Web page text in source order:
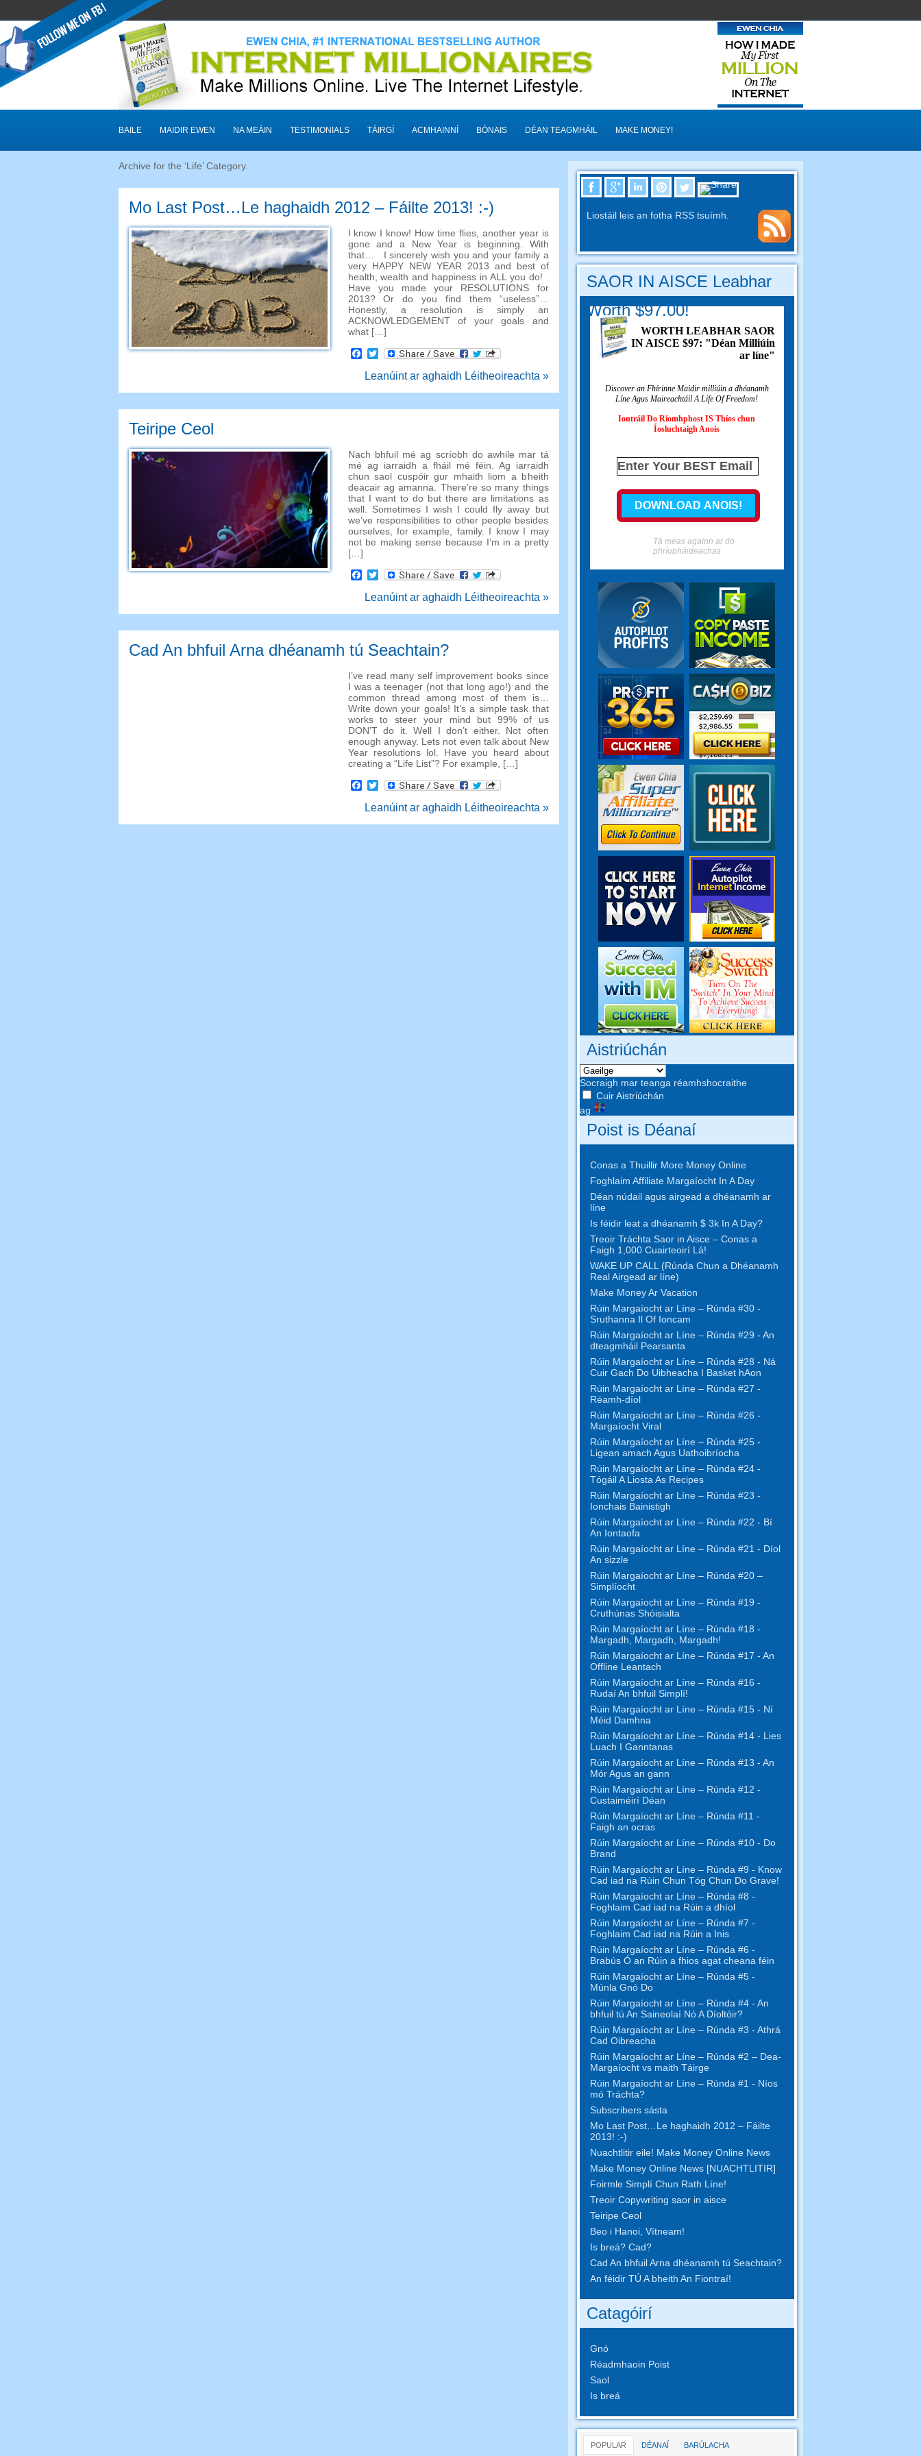
BAILE MAIDIR EWEN NA MEÁIN TESTIMONIALS TÁIRGÍ ACMHAINNÍ BÓNAIS DÉAN TEAGMHÁIL MAKE MONEY!
Archive for the ‘Life’Category.
Mo Last Post…Le haghaidh 2012 – Fáilte 2013! :-)
I know I know! How time flies, another year is
gone and a New Year is beginning
With
that… I sincerely wish you and your family a
very HAPPY NEW YEAR 2013 and best of
health ,wealth and happiness in ALL you do!
Have you made your RESOLUTIONS for
2013?Or do you find them “useless”…
Honestly,a resolution is simply an
ACKNOWLEDGEMENT of your goals and
what[…]
Facebook
Twitter
Leanúint ar aghaidh Léitheoireachta »
Teiripe Ceol
Nach bhfuil mé ag scríobh do awhile mar tá
mé ag iarraidh a fháil mé féin. Ag iarraidh
chun saol cuspóir gur mhaith liom a bheith
deacair ag amanna. There’re so many things
that I want to do but there are limitations as
well. Sometimes I wish I could fly away but
we’ve responsibilities to other people besides
ourselves, for example family. I know I may
not be making sense because I’m in a pretty
[…]
Facebook
Twitter
Leanúint ar aghaidh Léitheoireachta »
Cad An bhfuil Arna dhéanamh tú Seachtain?
I’ve read many self improvement books since
I was a teenager(not that long ago!)and the
common thread among most of them is…
Write down your goals! It’s a simple task that
works to steer your mind but 99% of us
DON’T do it. Well I don’t either. Not often
enough anyway. Lets not even talk about New
Year resolutions lol. Have you heard about
creating a “Life List”? For example , […]
Facebook
Twitter
Leanúint ar aghaidh Léitheoireachta »
Liostáil leis an fotha RSS tsuímh.
SAOR IN AISCE Leabhar
Worth $97.00!
WORTH LEABHAR SAOR
IN AISCE $97: "Déan Milliúin
ar líne"
Discover an Fhírinne Maidir milliúin a dhéanamh
Líne Agus Maireachtáil A Life Of Freedom!
Iontráil Do Ríomhphost IS Thíos chun
Íosluchtaigh Anois
Tá meas againn ar do
phríobháideachas
Aistriúchán
Socraigh mar teanga réamhshocraithe
Cuir Aistriúchán
ag
Poist is Déanaí
Conas a Thuillir More Money Online
Foghlaim Affiliate Margaíocht In A Day
Déan núdail agus airgead a dhéanamh ar
líne
Is féidir leat a dhéanamh $ 3k In A Day?
Treoir Tráchta Saor in Aisce – Conas a
Faigh 1,000 Cuairteoirí Lá!
WAKE UP CALL (Rúnda Chun a Dhéanamh
Real Airgead ar líne)
Make Money Ar Vacation
Rúin Margaíocht ar Líne – Rúnda #30 -
Sruthanna Il Of Ioncam
Rúin Margaíocht ar Líne – Rúnda #29 - An
dteagmháil Pearsanta
Rúin Margaíocht ar Líne – Rúnda #28 - Ná
Cuir Gach Do Uibheacha I Basket hAon
Rúin Margaíocht ar Líne – Rúnda #27 -
Réamh-díol
Rúin Margaíocht ar Líne – Rúnda #26 -
Margaíocht Viral
Rúin Margaíocht ar Líne – Rúnda #25 -
Ligean amach Agus Uathoibríocha
Rúin Margaíocht ar Líne – Rúnda #24 -
Tógáil A Liosta As Recipes
Rúin Margaíocht ar Líne – Rúnda #23 -
Ionchais Bainistigh
Rúin Margaíocht ar Líne – Rúnda #22 - Bí
An Iontaofa
Rúin Margaíocht ar Líne – Rúnda #21 - Díol
An sizzle
Rúin Margaíocht ar Líne – Rúnda #20 –
Simplíocht
Rúin Margaíocht ar Líne – Rúnda #19 -
Cruthúnas Shóisialta
Rúin Margaíocht ar Líne – Rúnda #18 -
Margadh, Margadh, Margadh!
Rúin Margaíocht ar Líne – Rúnda #17 - An
Offline Leantach
Rúin Margaíocht ar Líne – Rúnda #16 -
Rudaí An bhfuil Simplí!
Rúin Margaíocht ar Líne – Rúnda #15 - Ní
Méid Damhna
Rúin Margaíocht ar Líne – Rúnda #14 - Lies
Luach I Ganntanas
Rúin Margaíocht ar Líne – Rúnda #13 - An
Mór Agus an gann
Rúin Margaíocht ar Líne – Rúnda #12 -
Custaiméirí Déan
Rúin Margaíocht ar Líne – Rúnda #11 -
Faigh an ocras
Rúin Margaíocht ar Líne – Rúnda #10 - Do
Brand
Rúin Margaíocht ar Líne – Rúnda #9 - Know
Cad iad na Rúin Chun Tóg Chun Do Grave!
Rúin Margaíocht ar Líne – Rúnda #8 -
Foghlaim Cad iad na Rúin a dhíol
Rúin Margaíocht ar Líne – Rúnda #7 -
Foghlaim Cad iad na Rúin a Inis
Rúin Margaíocht ar Líne – Rúnda #6 -
Brabús Ó an Rúin a fhios agat cheana féin
Rúin Margaíocht ar Líne – Rúnda #5 -
Múnla Gnó Do
Rúin Margaíocht ar Líne – Rúnda #4 - An
bhfuil tú An Saineolaí Nó A Díoltóir?
Rúin Margaíocht ar Líne – Rúnda #3 - Athrá
Cad Oibreacha
Rúin Margaíocht ar Líne – Rúnda #2 – Dea-
Margaíocht vs maith Táirge
Rúin Margaíocht ar Líne – Rúnda #1 - Níos
mó Tráchta?
Subscribers sásta
Mo Last Post…Le haghaidh 2012 – Fáilte
2013! :-)
Nuachtlitir eile! Make Money Online News
Make Money Online News [NUACHTLITIR]
Foirmle Simplí Chun Rath Líne!
Treoir Copywriting saor in aisce
Teiripe Ceol
Beo i Hanoi, Vítneam!
Is breá? Cad?
Cad An bhfuil Arna dhéanamh tú Seachtain?
An féidir TÚ A bheith An Fiontraí!
Catagóirí
Gnó
Réadmhaoin Poist
Saol
Is breá
POPULAR DÉANAÍ BARÚLACHA